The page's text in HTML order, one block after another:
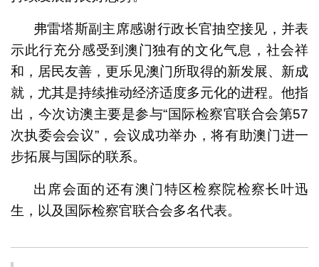
弗雷塔斯副主席感谢行政长官抽空接见，并表
示此行充分感受到澳门独有的文化气息，社会祥
和，居民友善，更乐见澳门所取得的新发展、新成
就，尤其是持续推动经济适度多元化的进程。他指
出，今次访澳主要是参与“国际检察官联合会第57
次执委会会议”，会议成功举办，将有助澳门进一
步拓展与国际的联系。
出席会面的还有澳门特区检察院检察长叶迅
生，以及国际检察官联合会多名代表。